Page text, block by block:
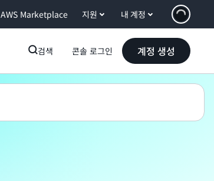
AWS Marketplace 지원 내 계정
검색 콘솔 로그인 계정 생성